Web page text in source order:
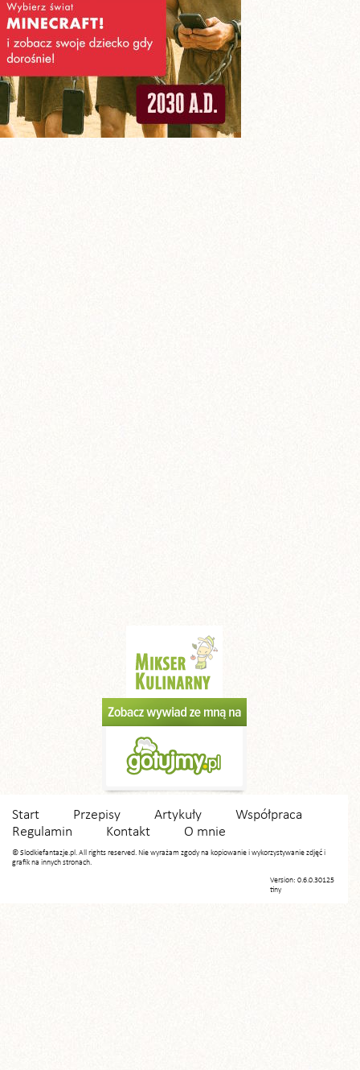
Start Przepisy Artykuły
Współpraca
Regulamin
Kontakt O mnie
© Slodkiefantazje.pl. All rights reserved. Nie wyrażam zgody na kopiowanie i wykorzystywanie zdjęć i
grafik na innych stronach.
Version: 0.6.0.30125
tiny